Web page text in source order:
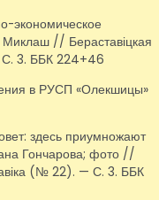
экономическое
// Бераставіцкая
С. 3. ББК 224+46
в РУСП «Олекшицы»
здесь приумножают
Гончарова; фото //
(№ 22). — С. 3. ББК